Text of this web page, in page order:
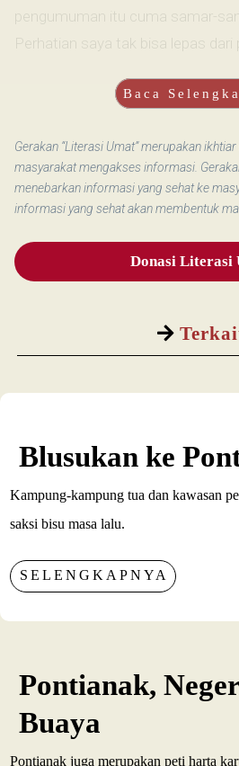
pengumuman itu cuma samar-
Perhatian saya tak bisa lepas dari
Baca
Gerakan “Literasi Umat” merupakan
masyarakat mengakses informasi.
menebarkan informasi yang sehat ke
informasi yang sehat akan membentuk
Donasi Literasi
Blusukan ke
Kampung-kampung tua dan kawasan
saksi bisu masa lalu.
SELENGKAPNYA
Pontianak,
Buaya
Pontianak juga merupakan peti harta